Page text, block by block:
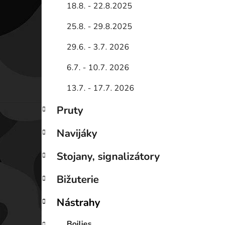
18.8. - 22.8.2025
25.8. - 29.8.2025
29.6. - 3.7. 2026
6.7. - 10.7. 2026
13.7. - 17.7. 2026
Pruty
Navijáky
Stojany, signalizátory
Bižuterie
Nástrahy